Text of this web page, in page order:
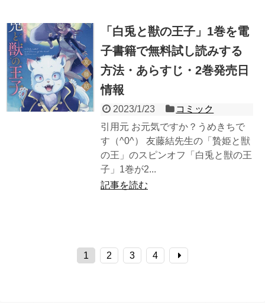
「白兎と獣の王子」1巻を電
子書籍で無料試し読みする
方法・あらすじ・2巻発売日
情報
2023/1/23
コミック
引用元 お元気ですか？うめきちで
す（^0^） 友藤結先生の「贄姫と獣
の王」のスピンオフ「白兎と獣の王
子」1巻が2...
記事を読む
1 2 3 4